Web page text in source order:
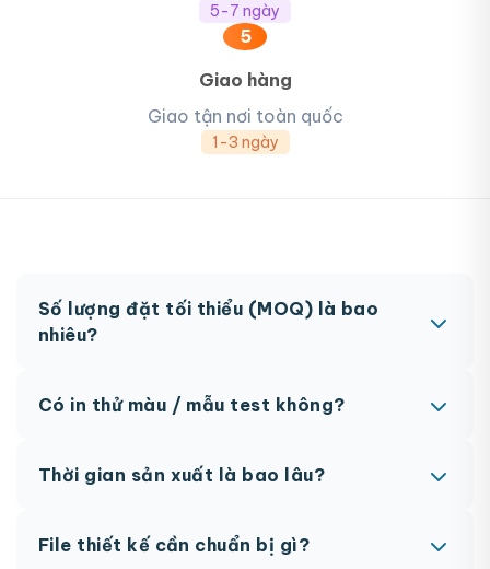
5-7 ngày
5
Giao hàng
Giao tận nơi toàn quốc
1-3 ngày
Số lượng đặt tối thiểu (MOQ) là bao
nhiêu?
đặc biệt có thể có MOQ khác nhau.
Có in thử màu / mẫu test không?
trà. Chi phí in thử sẽ được tính vào đơn hàng
Thời gian sản xuất là bao lâu?
maket. Có thể rút ngắn nếu cần gấp, vui lòng liên
File thiết kế cần chuẩn bị gì?